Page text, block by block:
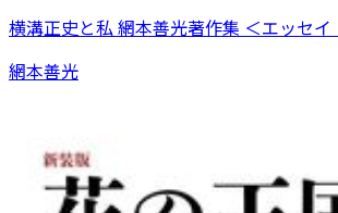
横溝正史と私 網本善光著作集 ＜エッセイ
網本善光